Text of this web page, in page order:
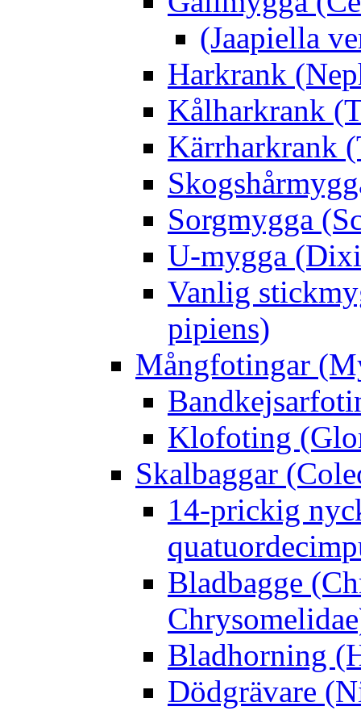
(Jaapiella
Harkrank
Kålharkrank
Kärrharkrank
Sorgmygga
U-mygga
Vanlig
pipiens)
Mångfotingar
Klofoting
Skalbaggar
14-prickig
Bladbagge
Bladhorning
Dödgrävare